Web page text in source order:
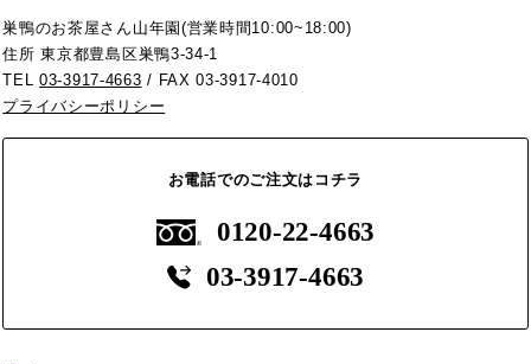
巣鴨のお茶屋さん山年園(営業時間10:00~18:00)
住所 東京都豊島区巣鴨3-34-1
TEL03-3917-4663 / FAX 03-3917-4010
プライバシーポリシー
お電話でのご注文はコチラ
0120-22-4663
03-3917-4663